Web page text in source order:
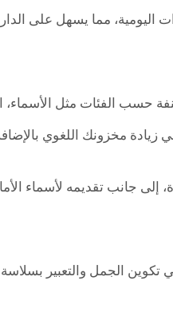
اليومية، مما يسهل على
حسب الفئات مثل الأسماء،
زيادة مخزونك اللغوي
يقارب 2500 كلمة جديدة، إلى جانب تقديمه
تكوين الجمل والتعبير